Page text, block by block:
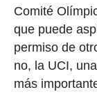
Comité
que puede
permiso de
no, la UCI,
más